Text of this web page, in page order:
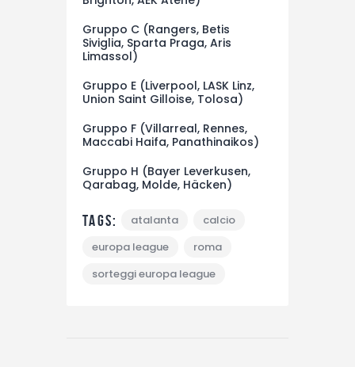
Gruppo C (Rangers, Betis
Siviglia, Sparta Praga, Aris
Limassol)
Gruppo E (Liverpool, LASK Linz,
Union Saint Gilloise, Tolosa)
Gruppo F (Villarreal, Rennes,
Maccabi Haifa, Panathinaikos)
Gruppo H (Bayer Leverkusen,
Qarabag, Molde, Häcken)
Tags: atalanta
calcio
europa league
roma
sorteggi europa league